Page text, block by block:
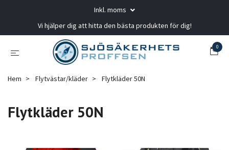
Inkl. moms
Vi hjälper dig att hitta den bästa produkten för dig!
0
Hem Flytvästar/kläder Flytkläder 50N
Flytkläder 50N